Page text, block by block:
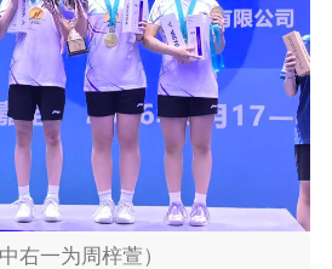
中右一为周梓萱）